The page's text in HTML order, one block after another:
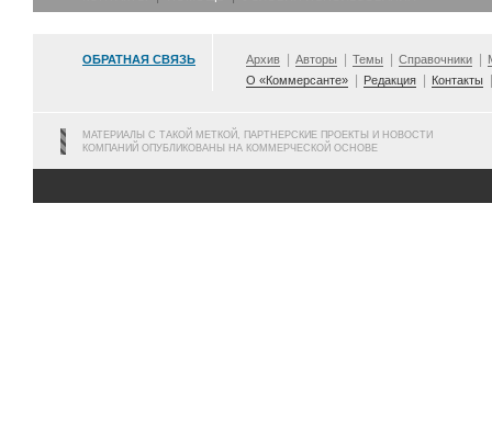
ОБРАТНАЯ СВЯЗЬ Архив Авторы Темы Справочники
О «Коммерсанте»
Редакция Контакты
МАТЕРИАЛЫ С ТАКОЙ МЕТКОЙ, ПАРТНЕРСКИЕ ПРОЕКТЫ И НОВОСТИ
КОМПАНИЙ ОПУБЛИКОВАНЫ НА КОММЕРЧЕСКОЙ ОСНОВЕ